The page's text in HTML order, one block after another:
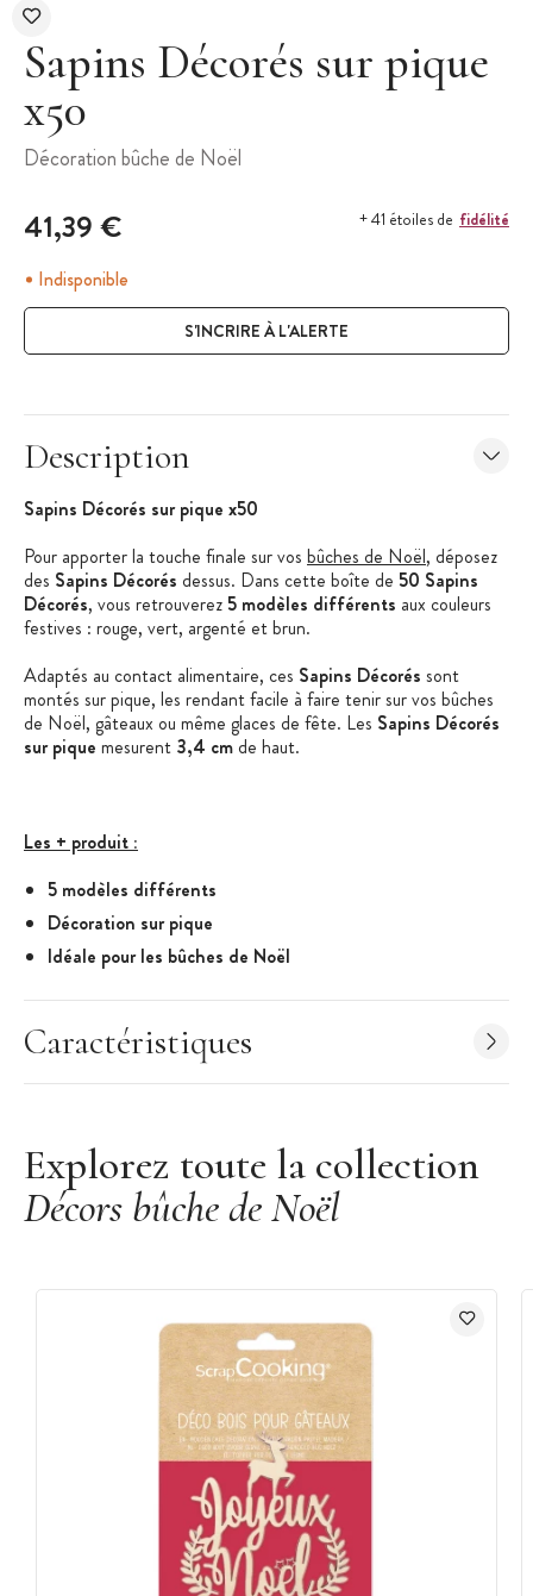
Sapins Décorés sur pique
x50
Décoration bûche de Noël
41,39 € + 41 étoiles de fidélité
Indisponible
S'INCRIRE À L'ALERTE
Description
Sapins Décorés sur pique x50
Pour apporter la touche finale sur vos bûches de Noël, déposez
des Sapins Décorés dessus. Dans cette boîte de 50 Sapins
Décorés, vous retrouverez 5 modèles différents aux couleurs
festives : rouge, vert, argenté et brun.
Adaptés au contact alimentaire, ces Sapins Décorés sont
montés sur pique, les rendant facile à faire tenir sur vos bûches
de Noël, gâteaux ou même glaces de fête. Les Sapins Décorés
sur pique mesurent 3,4 cm de haut.
Les + produit :
5 modèles différents
Décoration sur pique
Idéale pour les bûches de Noël
Caractéristiques des Décors de Bûche :
Sapins Décorés
5 modèles assortis
Couleurs : Rouge, Vert, Argenté et Brun
Hauteur d'un sapin : 3,4 cm
Non comestible
Adapté au contact alimentaire
Caractéristiques
Explorez toute la collection
Décors bûche de Noël